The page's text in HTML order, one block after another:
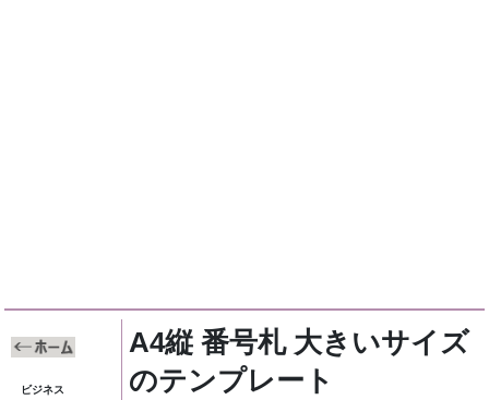
ビジネス
A4縦 番号札 大きいサイズ
のテンプレート